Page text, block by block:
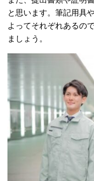
と思います。筆記用具
よってそれぞれあるの
ましょう。